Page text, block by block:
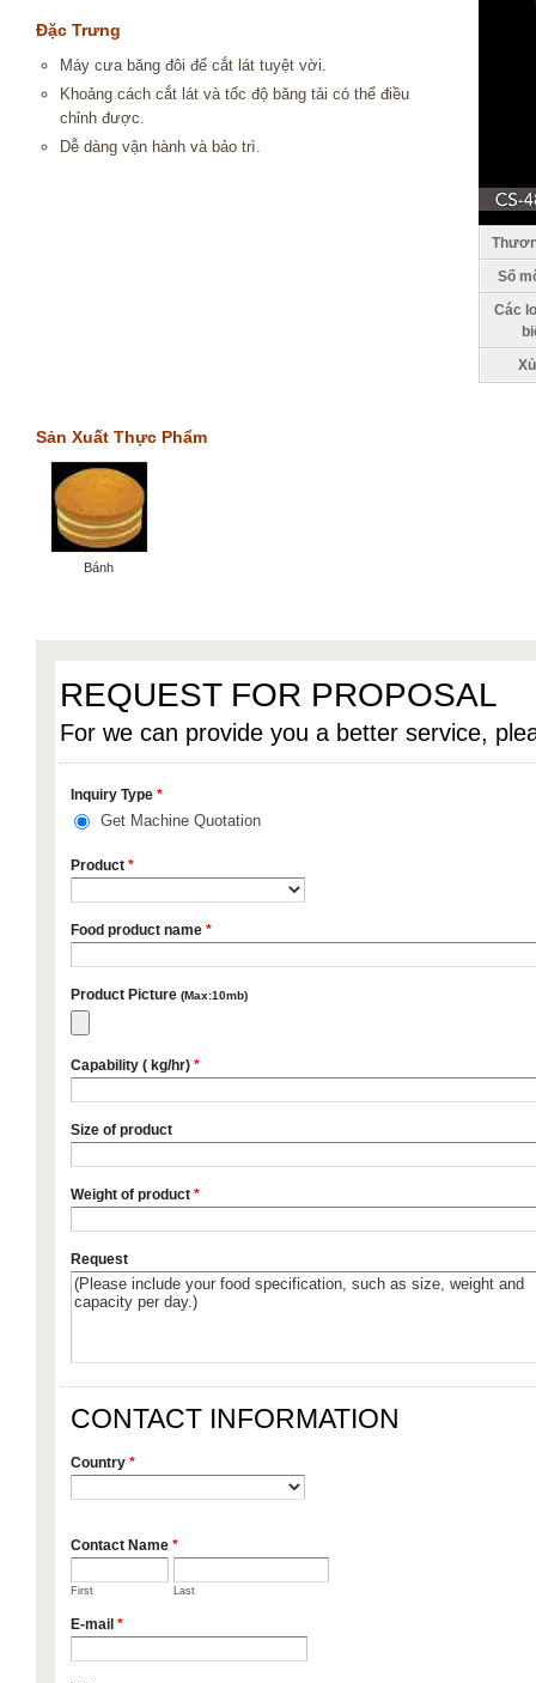
Số
Các
Đặc Trưng
Máy cưa băng đôi để cắt lát tuyệt vời.
Khoảng cách cắt lát và tốc độ băng tải có thể điều
chỉnh được.
Dễ dàng vận hành và bảo trì.
Sản Xuất Thực Phẩm
Bánh